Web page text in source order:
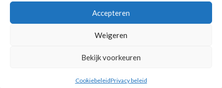
Accepteren
Weigeren
Bekijk voorkeuren
CookiebeleidPrivacy beleid
Copyright ©2026 Villa Heidetuin — Alle rechten